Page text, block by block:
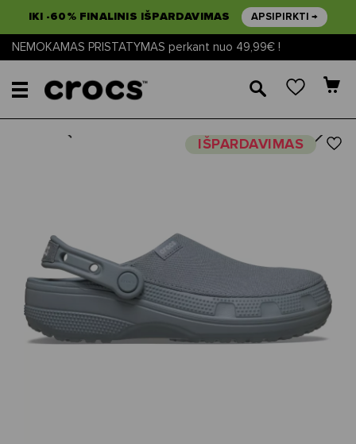
IKI -60% FINALINIS IŠPARDAVIMAS APSIPIRKTI →
NEMOKAMAS PRISTATYMAS perkant nuo 49,99€ !
🔎
IŠPARDAVIMASNext